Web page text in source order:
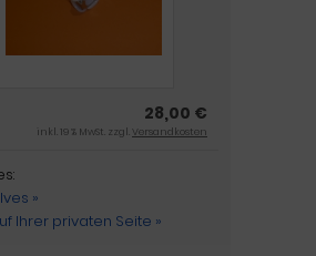
28,00 €
inkl. 19 % MwSt. zzgl.Versandkosten
»
Ihrer privaten Seite »